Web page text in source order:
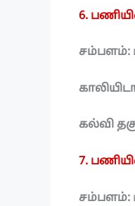
6.
சம்பளம்:
கல்வி
7.
சம்பளம்: